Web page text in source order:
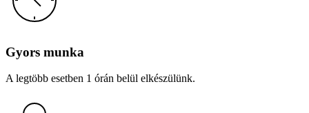
Gyors munka
A legtöbb esetben 1 órán belül elkészülünk.